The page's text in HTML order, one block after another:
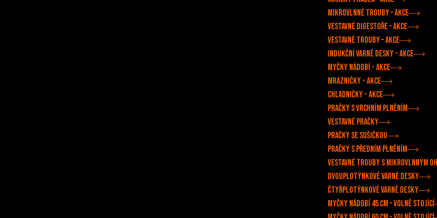
Mikrovlnné trouby –⁠ akce
Vestavné digestoře –⁠⁠ akce
Vestavné trouby –⁠ akce
Indukční varné desky - akce
Myčky nádobí - akce
Mrazničky - akce
Chladničky - akce
Pračky s vrchním plněním
Vestavné pračky
Pračky se sušičkou
Pračky s předním plněním
Vestavné trouby s mikrovlnným
Dvouplotýnkové varné desky
Čtyřplotýnkové varné desky
Myčky nádobí 45 cm – volně stojící